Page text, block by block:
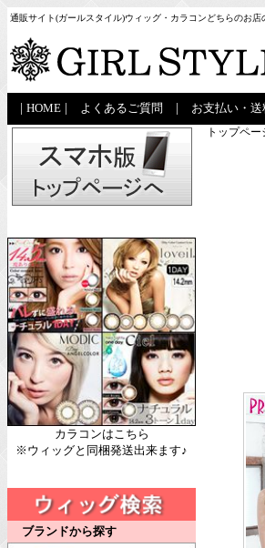
通販サイト(ガールスタイル)ウィッグ・カラコンどちらのお
HOME よくあるご質問 お支払い・送
カラコンはこちら
※ウィッグと同梱発送出来ます♪
ブランドから探す
トップペー